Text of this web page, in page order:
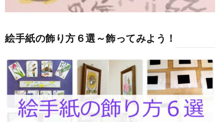
絵手紙の飾り方６選～飾ってみよう！